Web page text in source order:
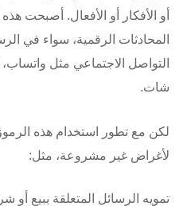
أو الأفكار أو الأفعال. أصبحت
المحادثات الرقمية، سواء في
التواصل الاجتماعي مثل
شات.
لكن مع تطور استخدام هذه
لأغراض غير مشروعة، مثل:
تمويه الرسائل المتعلقة ببيع أو